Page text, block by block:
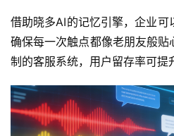
借助晓多AI的记忆引擎，企业可
确保每一次触点都像老朋友般
制的客服系统，用户留存率可提